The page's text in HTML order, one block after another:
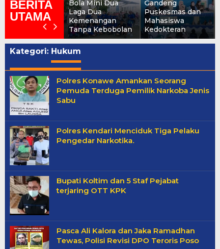
BERITA
UTAMA
Bola Mini Dua
Laga Dua
Kemenangan
Tanpa Kebobolan
Gandeng
Puskesmas dan
Mahasiswa
Kedokteran
Kategori: Hukum
Polres Konawe Amankan Seorang
Pemuda Terduga Pemilik Narkoba Jenis
Sabu
Polres Kendari Menciduk Tiga Pelaku
Pengedar Narkotika.
Bupati Koltim dan 5 Staf Pejabat
terjaring OTT KPK
Pasca Ali Kalora dan Jaka Ramadhan
Tewas, Polisi Revisi DPO Teroris Poso